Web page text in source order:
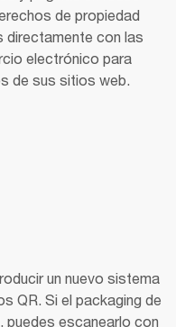
de propiedad
directamente con las
electrónico para
de sus sitios web.
un nuevo sistema
QR. Si el packaging de
puedes escanearlo con